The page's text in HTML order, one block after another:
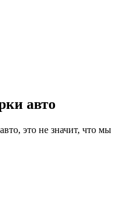
авто
это не значит, что мы